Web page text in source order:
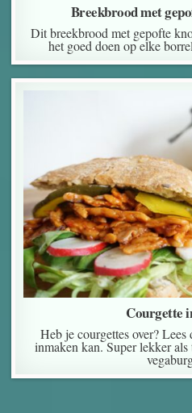
Breekbrood met
Dit breekbrood met gepofte
het goed doen op elke
Courgette
Heb je courgettes over?
inmaken kan. Super lekker